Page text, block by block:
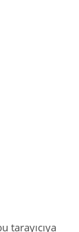
tarayıcıya